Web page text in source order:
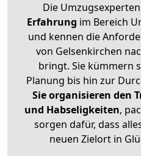
Die
Erfahrung im Bereich
und kennen die
von Gelsenkirchen
bringt. Sie kümmern
Planung bis hin zur
Sie organisieren den
und Habseligkeiten,
sorgen dafür, dass
neuen Zielort in